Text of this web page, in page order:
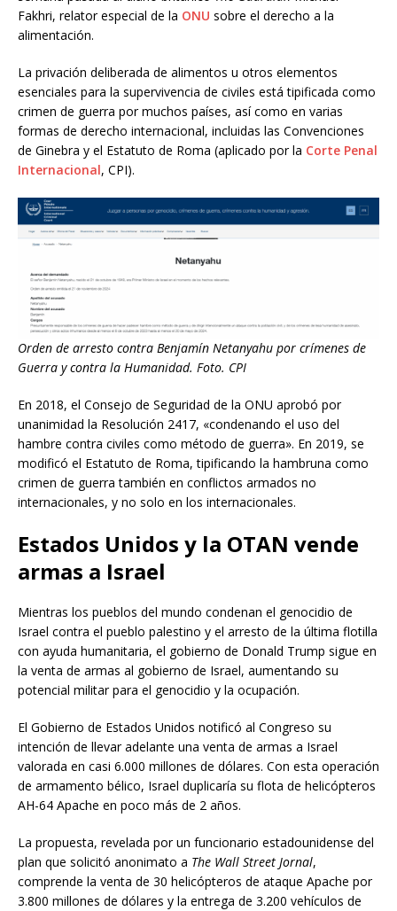
Fakhri, relator especial de la ONU sobre el derecho a la
alimentación.
La privación deliberada de alimentos u otros elementos
esenciales para la supervivencia de civiles está tipificada como
crimen de guerra por muchos países, así como en varias
formas de derecho internacional, incluidas las Convenciones
de Ginebra y el Estatuto de Roma (aplicado por la Corte Penal
Internacional, CPI).
Orden de arresto contra Benjamín Netanyahu por crímenes de
Guerra y contra la Humanidad. Foto. CPI
En 2018, el Consejo de Seguridad de la ONU aprobó por
unanimidad la Resolución 2417, «condenando el uso del
hambre contra civiles como método de guerra». En 2019, se
modificó el Estatuto de Roma, tipificando la hambruna como
crimen de guerra también en conflictos armados no
internacionales, y no solo en los internacionales.
Estados Unidos y la OTAN vende
armas a Israel
Mientras los pueblos del mundo condenan el genocidio de
Israel contra el pueblo palestino y el arresto de la última flotilla
con ayuda humanitaria, el gobierno de Donald Trump sigue en
la venta de armas al gobierno de Israel, aumentando su
potencial militar para el genocidio y la ocupación.
El Gobierno de Estados Unidos notificó al Congreso su
intención de llevar adelante una venta de armas a Israel
valorada en casi 6.000 millones de dólares. Con esta operación
de armamento bélico, Israel duplicaría su flota de helicópteros
AH-64 Apache en poco más de 2 años.
La propuesta, revelada por un funcionario estadounidense del
plan que solicitó anonimato a The Wall Street Jornal,
comprende la venta de 30 helicópteros de ataque Apache por
3.800 millones de dólares y la entrega de 3.200 vehículos de